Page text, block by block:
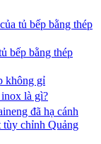
tủ bếp bằng thép
bếp bằng thép
không gỉ
là gì?
đã hạ cánh
tùy chỉnh Quảng